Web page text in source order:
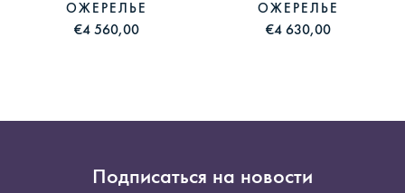
ОЖЕРЕЛЬЕ
€4 560,00
ОЖЕРЕЛЬЕ
€4 630,00
Подписаться на новости